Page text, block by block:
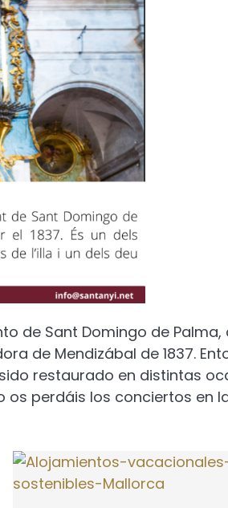
de Sant Domingo de
de Mendizábal de 1837.
restaurado en distintas
perdáis los conciertos en